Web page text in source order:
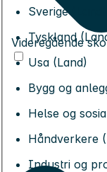
Sverige (Land)
Tyskland
Usa (Land)
Bygg og
Helse og
Håndverkere
Industri og
Videregående